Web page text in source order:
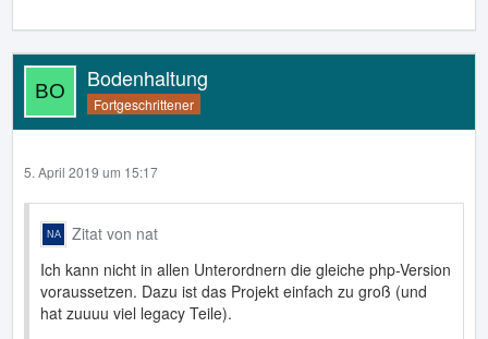
Bodenhaltung
Fortgeschrittener
5. April 2019 um 15:17
Zitat von nat
Ich kann nicht in allen Unterordnern die gleiche php-Version
voraussetzen. Dazu ist das Projekt einfach zu groß (und
hat zuuuu viel legacy Teile).